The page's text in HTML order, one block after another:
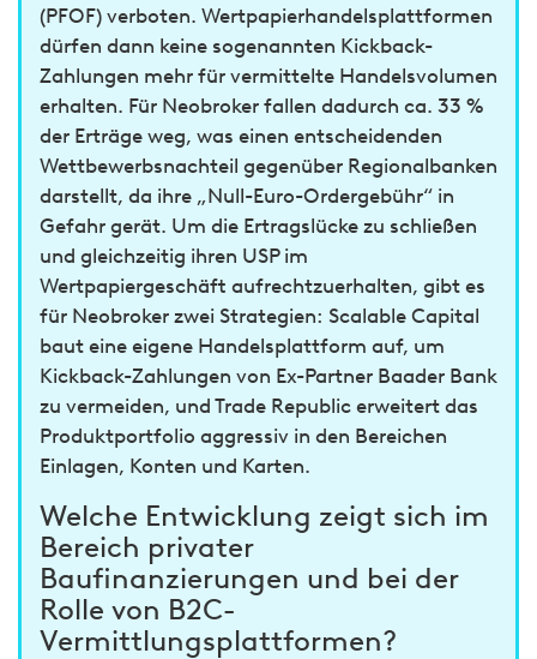
(PFOF) verboten. Wertpapierhandelsplattformen
dürfen dann keine sogenannten Kickback-
Zahlungen mehr für vermittelte Handelsvolumen
erhalten. Für Neobroker fallen dadurch ca. 33 %
der Erträge weg, was einen entscheidenden
Wettbewerbsnachteil gegenüber Regionalbanken
darstellt, da ihre „Null-Euro-Ordergebühr“ in
Gefahr gerät. Um die Ertragslücke zu schließen
und gleichzeitig ihren USP im
Wertpapiergeschäft aufrechtzuerhalten, gibt es
für Neobroker zwei Strategien: Scalable Capital
baut eine eigene Handelsplattform auf, um
Kickback-Zahlungen von Ex-Partner Baader Bank
zu vermeiden, und Trade Republic erweitert das
Produktportfolio aggressiv in den Bereichen
Einlagen, Konten und Karten.
Welche Entwicklung zeigt sich im
Bereich privater
Baufinanzierungen und bei der
Rolle von B2C-
Vermittlungsplattformen?